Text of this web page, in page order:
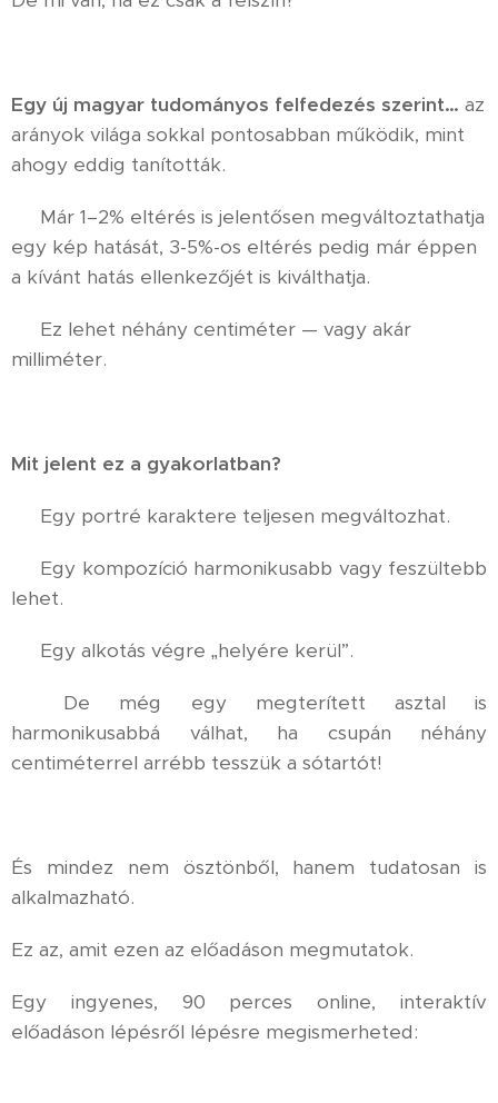
Egy új magyar tudományos felfedezés szerint… az
arányok világa sokkal pontosabban működik, mint
ahogy eddig tanították.
👉 Már 1–2% eltérés is jelentősen megváltoztathatja
egy kép hatását, 3-5%-os eltérés pedig már éppen
a kívánt hatás ellenkezőjét is kiválthatja.
👉 Ez lehet néhány centiméter — vagy akár
milliméter.
Mit jelent ez a gyakorlatban?
⚜️ Egy portré karaktere teljesen megváltozhat.
⚜️ Egy kompozíció harmonikusabb vagy feszültebb
lehet.
⚜️ Egy alkotás végre „helyére kerül”.
⚜️ De még egy megterített asztal is
harmonikusabbá válhat, ha csupán néhány
centiméterrel arrébb tesszük a sótartót!
És mindez nem ösztönből, hanem tudatosan is
alkalmazható.
Ez az, amit ezen az előadáson megmutatok.
Egy ingyenes, 90 perces online, interaktív
előadáson lépésről lépésre megismerheted: